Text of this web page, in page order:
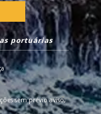
portuárias
sem prévio aviso,